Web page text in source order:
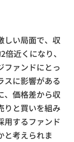
しい局面で、収
近くになり、
ファンドにとっ
スに影響がある
、価格差から収
りと買いを組み
用するファンド
と考えられま